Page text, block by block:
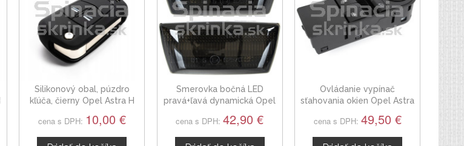
Silikonový obal, púzdro
kľúča, čierny Opel Astra H
cena s DPH: 10,00 €
Smerovka bočná LED
pravá+ľavá dynamická Opel
cena s DPH: 42,90 €
Ovládanie vypínač
sťahovania okien Opel Astra
cena s DPH: 49,50 €